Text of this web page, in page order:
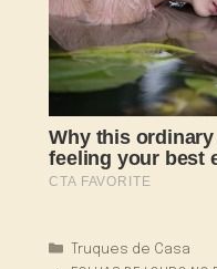
Categorias
Truques de Casa